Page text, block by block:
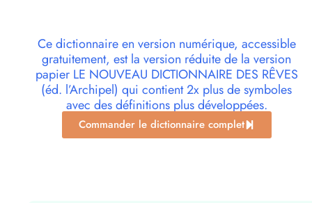
Ce dictionnaire en version numérique, accessible
gratuitement, est la version réduite de la version
papier LE NOUVEAU DICTIONNAIRE DES RÊVES
(éd. l’Archipel) qui contient 2x plus de symboles
avec des définitions plus développées.
Commander le dictionnaire complet